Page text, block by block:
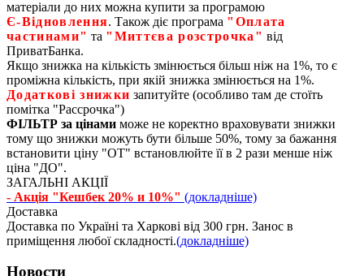
матеріали до них можна купити за програмою
Є‑Відновлення. Також діє програма "Оплата
частинами" та "Миттєва розстрочка" від
ПриватБанка.
Якщо знижка на кількість змінюється більш ніж на 1%, то є
проміжна кількість, при якій знижка змінюється на 1%.
Додаткові знижки запитуйте (особливо там де стоїть
помітка "Рассрочка")
ФІЛЬТР за цінами може не коректно враховувати знижки
тому що знижки можуть бути більше 50%, тому за бажання
встановити ціну "ОТ" встановлюйте її в 2 рази менше ніж
ціна "ДО".
ЗАГАЛЬНІ АКЦІЇ
- Акція "Кешбек 20% и 10%" (докладніше)
Доставка
Доставка по Україні та Харкові від 300 грн. Занос в
приміщення любої складності.(докладніше)
Новости